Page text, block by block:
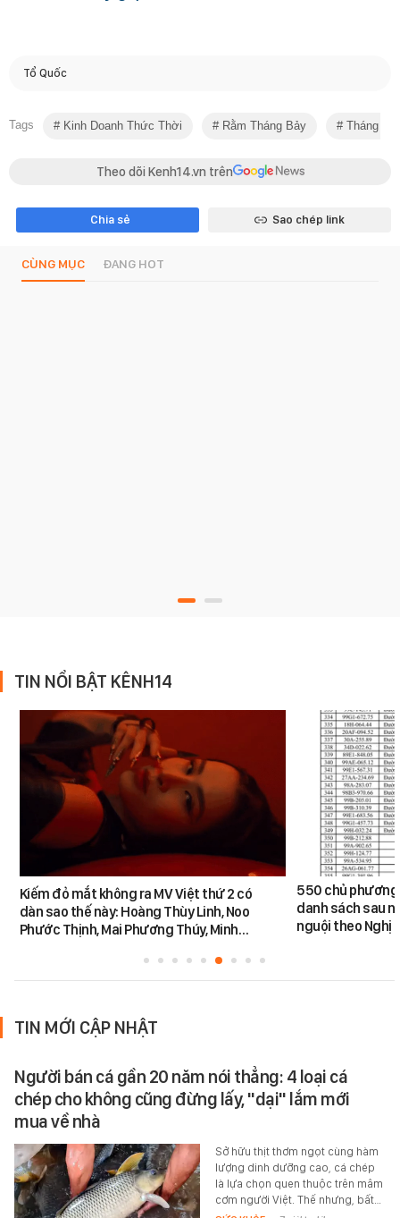
Tổ Quốc
Tags Kinh Doanh Thức Thời Rằm Tháng Bảy Tháng Cô
Theo dõi Kenh14.vn trên
Chia sẻ Sao chép link
CÙNG MỤC ĐANG HOT
TIN NỔI BẬT KÊNH14
Kiếm đỏ mắt không ra MV Việt thứ 2 có
dàn sao thế này: Hoàng Thùy Linh, Noo
Phước Thịnh, Mai Phương Thúy, Minh…
550 chủ
danh sách sau
nguội theo Nghị
TIN MỚI CẬP NHẬT
Người bán cá gần 20 năm nói thẳng: 4 loại cá
chép cho không cũng đừng lấy, "dại" lắm mới
mua về nhà
Sở hữu thịt thơm ngọt cùng hàm
lượng dinh dưỡng cao, cá chép
là lựa chọn quen thuộc trên mâm
cơm người Việt. Thế nhưng, bất…